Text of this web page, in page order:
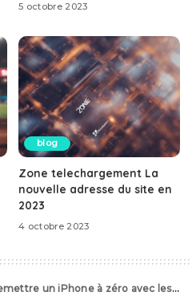
5 octobre 2023
blog
Zone telechargement La
nouvelle adresse du site en
2023
4 octobre 2023
un iPhone à zéro avec les boutons ?